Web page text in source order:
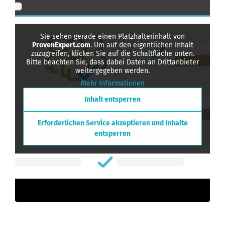
Sie sehen gerade einen Platzhalterinhalt von
ProvenExpert.com. Um auf den eigentlichen Inhalt
zuzugreifen, klicken Sie auf die Schaltfläche unten.
Bitte beachten Sie, dass dabei Daten an Drittanbieter
weitergegeben werden.
Mehr Informationen
Inhalt entsperren
Erforderlichen Service akzeptieren und Inhalte
entsperren